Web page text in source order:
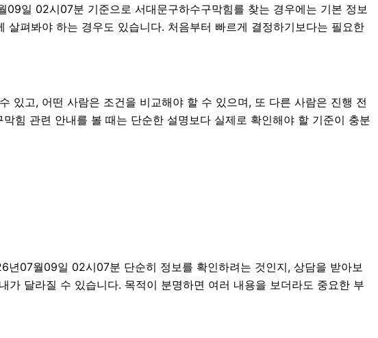
일 02시07분 기준으로 서대문구하수구막힘를 찾는 경우에는 기본 정보
펴봐야 하는 경우도 있습니다. 처음부터 빠르게 결정하기보다는 필요한
있고, 어떤 사람은 조건을 비교해야 할 수 있으며, 또 다른 사람은 진행 전
힘 관련 안내를 볼 때는 단순한 설명보다 실제로 확인해야 할 기준이 충분
07월09일 02시07분 단순히 정보를 확인하려는 것인지, 상담을 받아보
달라질 수 있습니다. 목적이 분명하면 여러 내용을 보더라도 중요한 부